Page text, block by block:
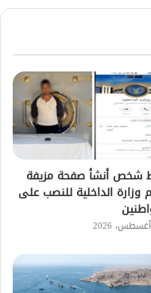
شخص أنشأ صفحة مزيفة
وزارة الداخلية للنصب على